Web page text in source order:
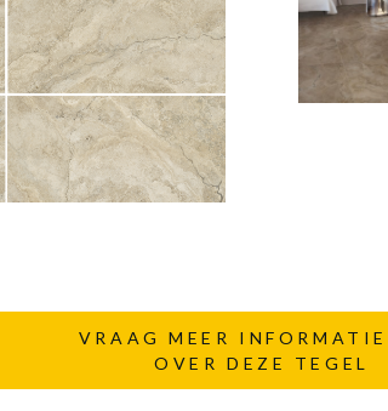
VRAAG MEER
OVER DEZE TEGEL